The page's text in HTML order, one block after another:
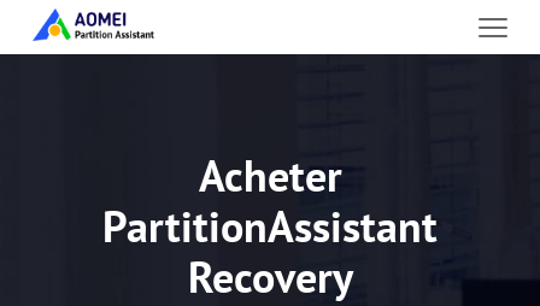
Acheter
PartitionAssistant
Recovery